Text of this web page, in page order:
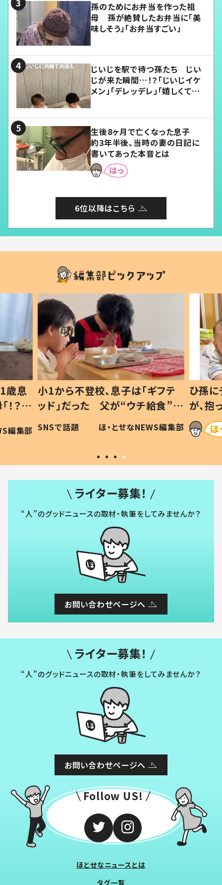
孫のためにお弁当を作った祖
母 孫が絶賛したお弁当に「美
味しそう」「お弁当すごい」
じいじを駅で待つ孫たち じい
じが来た瞬間…！？「じいじイケ
メン」「デレッデレ」「嬉しくて可
生後8ヶ月で亡くなった息子
約3年半後、当時の妻の日記に
書いてあった本音とは
6位以降はこちら
歳息
？」
編集部
小1から不登校、息子は「ギフテ
ッド」だった 父が“ウチ給食”を
作り続ける理由とは #令和の親
#令和の子
SNSで話題 ほ・とせなNEWS編集部
ひ孫
が、
「涙が
い」
ライター募集！
“人”のグッドニュースの取材・執筆をしてみませんか？
お問い合わせページへ
ライター募集！
“人”のグッドニュースの取材・執筆をしてみませんか？
お問い合わせページへ
Follow US!
ほとせなニュースとは
タグ一覧